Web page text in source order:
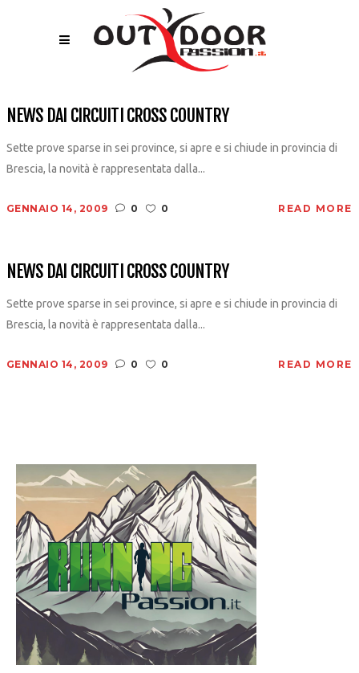
NEWS DAI CIRCUITI CROSS COUNTRY
Sette prove sparse in sei province, si apre e si chiude in provincia di
Brescia, la novità è rappresentata dalla...
GENNAIO 14, 2009 0 0 READ MORE
NEWS DAI CIRCUITI CROSS COUNTRY
Sette prove sparse in sei province, si apre e si chiude in provincia di
Brescia, la novità è rappresentata dalla...
GENNAIO 14, 2009 0 0 READ MORE